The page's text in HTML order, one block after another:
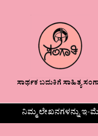
ಸಾರ್ಥಕ ಬದುಕಿಗೆ ಸಾಹಿತ್ಯ
ನಿಮ್ಮ ಲೇಖನಗಳನ್ನು